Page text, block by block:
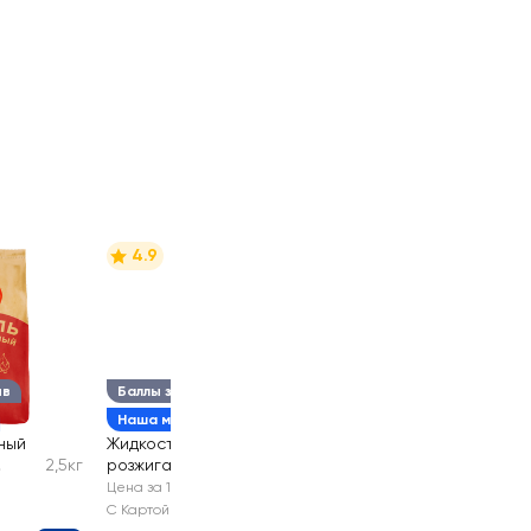
2,5кг
Баллы за отзыв
Наша марка
4.9
Жидкость для
розжига ЛЕНТА
Цена за 1 шт
С Картой №1